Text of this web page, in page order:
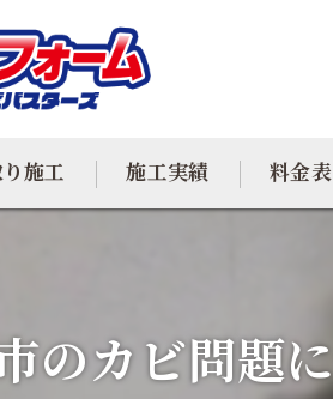
施工 施工実績 料金表
のカビ問題